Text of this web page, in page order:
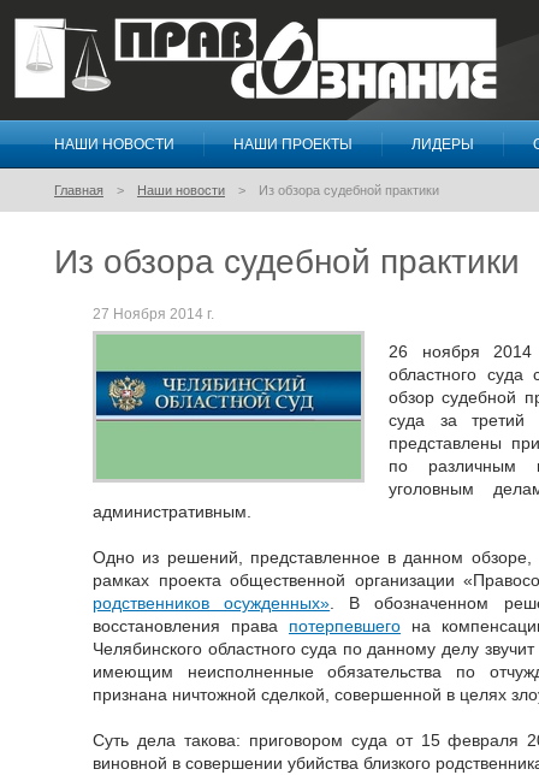
Правосознание
НАШИ НОВОСТИ НАШИ ПРОЕКТЫ ЛИДЕРЫ
Главная Наши новости Из обзора судебной практики
Из обзора судебной практики
27 Ноября 2014 г.
26 ноября 2014
областного суда
обзор судебной
суда за третий
представлены
по различным
уголовным
административным.
Одно из решений, представленное в данном обзоре,
рамках проекта общественной организации
родственников осужденных» . В обозначенном
восстановления права потерпевшего на
Челябинского областного суда по данному делу
имеющим неисполненные обязательства по
признана ничтожной сделкой, совершенной в целях
Суть дела такова: приговором суда от 15 февраля
виновной в совершении убийства близкого